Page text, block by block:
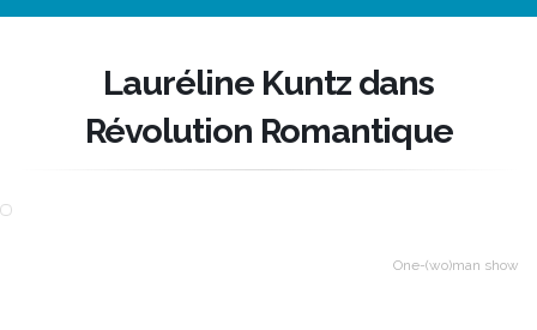
Lauréline Kuntz dans
Révolution Romantique
One-(wo)man show